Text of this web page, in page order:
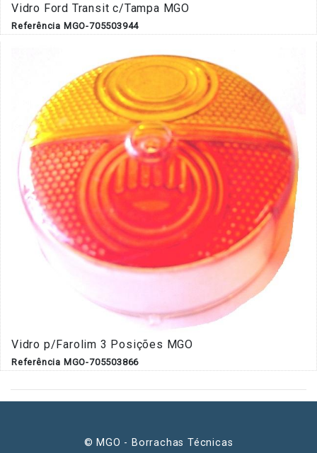
Vidro Ford Transit c/Tampa MGO
Referência MGO-705503944
Vidro p/Farolim 3 Posições MGO
Referência MGO-705503866
© MGO - Borrachas Técnicas